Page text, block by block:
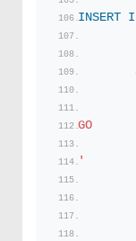
INSERT
GO
'